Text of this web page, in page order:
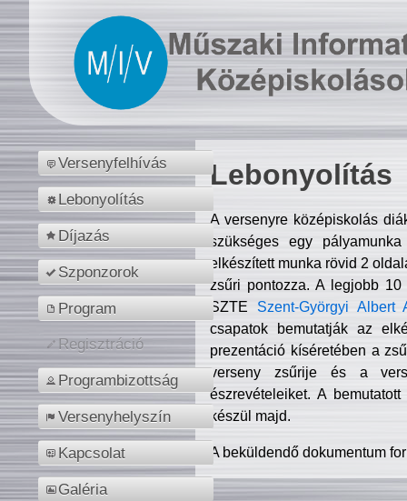
Versenyfelhívás
Lebonyolítás
Díjazás
Szponzorok
Program
Regisztráció
Programbizottság
Versenyhelyszín
Kapcsolat
Galéria
Lebonyolítás
A versenyre középiskolás
szükséges egy
elkészített munka rövid 2
zsűri pontozza. A legjobb
SZTE Szent-Györgyi Albert
csapatok bemutatják az
prezentáció kíséretében a
verseny zsűrije és a
észrevételeiket. A
készül majd.
A beküldendő dokumentum